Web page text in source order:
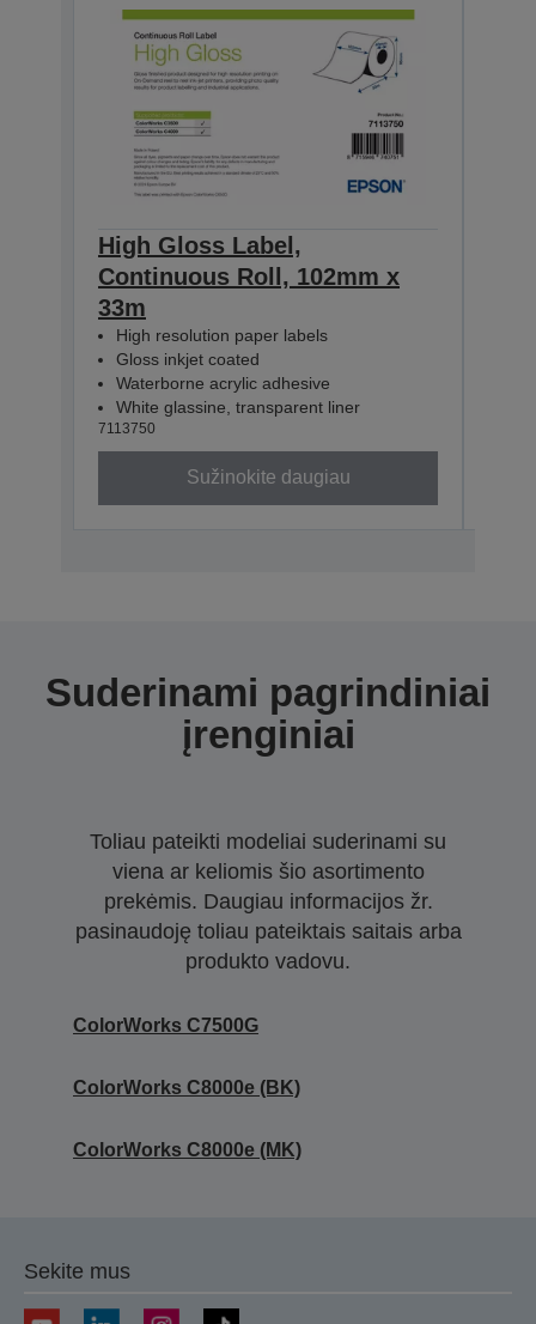
High Gloss Label,
Continuous Roll, 102mm x
33m
High resolution paper labels
Gloss inkjet coated
Waterborne acrylic adhesive
White glassine, transparent liner
7113750
Sužinokite daugiau
Suderinami pagrindiniai
įrenginiai
Toliau pateikti modeliai suderinami su
viena ar keliomis šio asortimento
prekėmis. Daugiau informacijos žr.
pasinaudoję toliau pateiktais saitais arba
produkto vadovu.
ColorWorks C7500G
ColorWorks C8000e (BK)
ColorWorks C8000e (MK)
Sekite mus